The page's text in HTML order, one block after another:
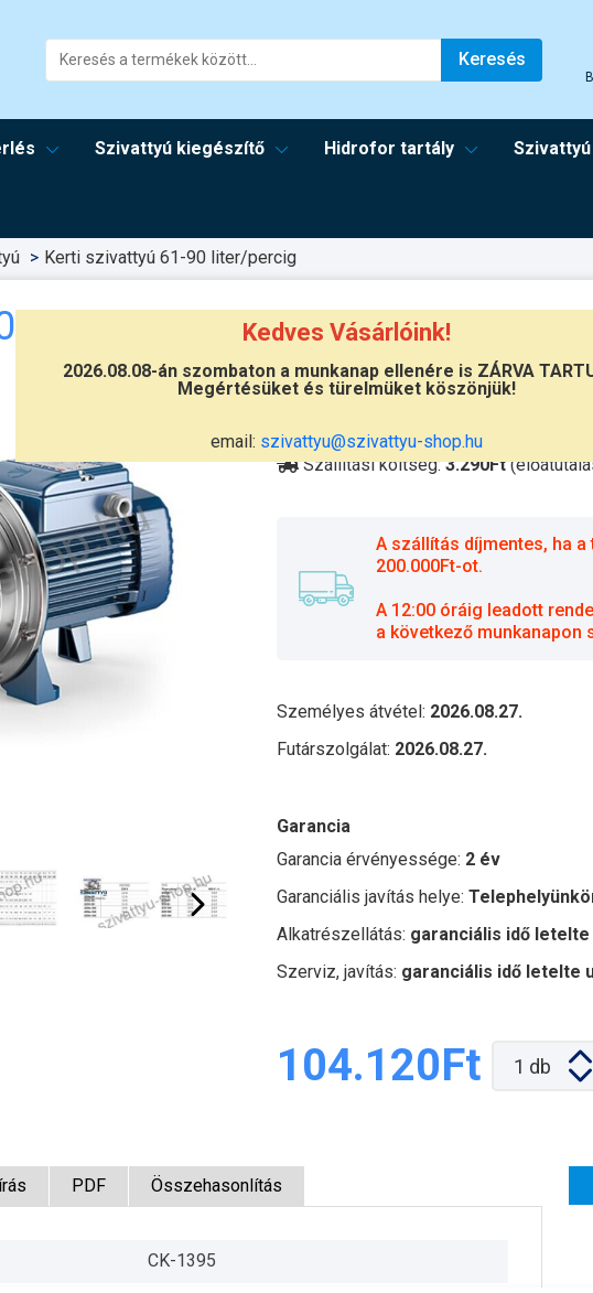
Kedves Vásárlóink!
2026.08.08-án szombaton a munkanap ellenére is ZÁRVA
Megértésüket és türelmüket köszönjük!
email: szivattyu@szivattyu-shop.hu
Keresés
Szivattyú kiegészítő Hidrofor tartály
Kerti szivattyú 61-90 liter/percig
Átvétel
Szállítási költség:3.290Ft
A szállítás díjmentes, ha
200.000Ft-ot.
A 12:00 óráig leadott
a következő munkanapon
Személyes átvétel: 2026.08.27.
Futárszolgálat: 2026.08.27.
Garancia
Garancia érvényessége: 2 év
Garanciális javítás helye:
Alkatrészellátás: garanciális idő letelte
Szerviz, javítás: garanciális idő letelte
104.120Ft 1 db
PDF Összehasonlítás
CK-1395